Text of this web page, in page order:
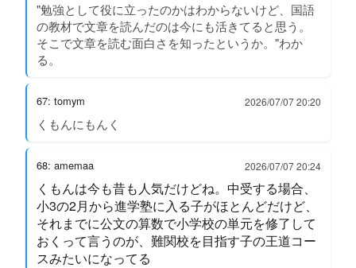
"勉強として役に立ったのかはわからないけど、国語
の教材で文章を読んだのは今にも活きてると思う。
そこで文章を読む面白さを知ったというか。"わか
る。
67: tomym 2026/07/07 20:20
くもんにもんく
68: amemaa 2026/07/07 20:24
くもんは今も昔も人気だけどね。中受する場合、
小3の2月から進学塾に入る子がほとんどだけど、
それまでに公文の算数で小学校の単元を修了して
おくって言うのが、難関校を目指す子の王道コー
スみたいになってる